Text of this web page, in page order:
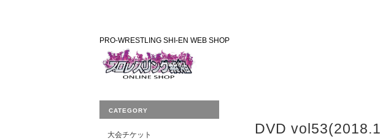
PRO-WRESTLING SHI-EN WEB SHOP
DVD
CATEGORY
大会チケット